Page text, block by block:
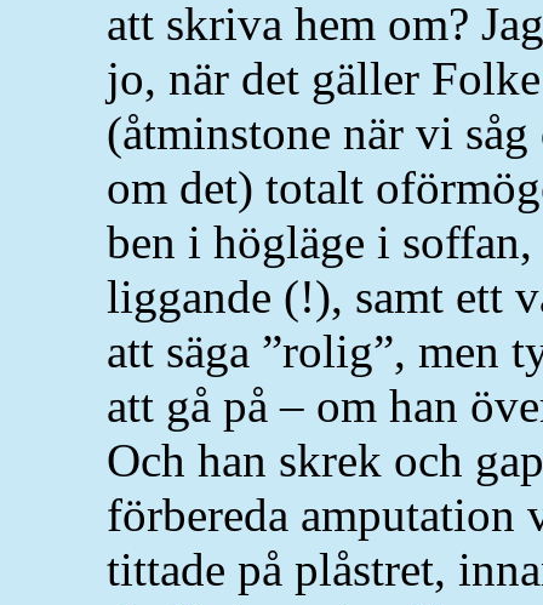
att skriva hem om?
jo, när det gäller
(åtminstone när vi
om det) totalt
ben i högläge i soffan,
liggande (!), samt ett
att säga ”rolig”, men
att gå på – om han
Och han skrek och
förbereda amputation
tittade på plåstret,